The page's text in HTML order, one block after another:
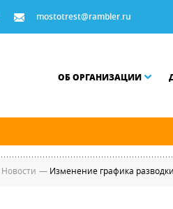
mostotrest@rambler.ru
ОБ ОРГАНИЗАЦИИ
Новости — Изменение графика